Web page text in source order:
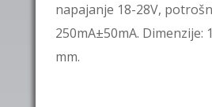
napajanje 18-28V,
250mA±50mA. Dimenzije:
mm.